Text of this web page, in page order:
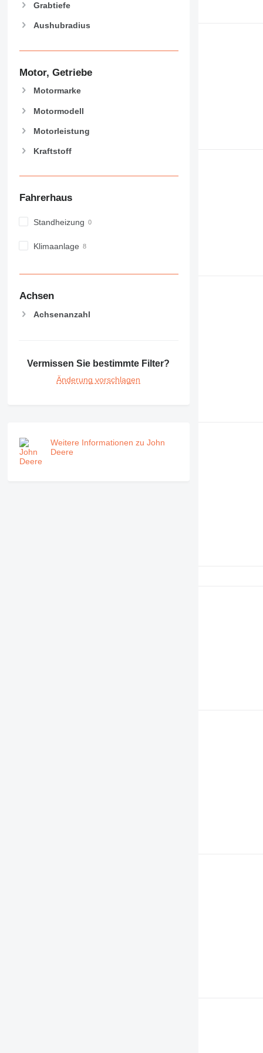
E-series
NR
PC
Grabtiefe
Aushubradius
Motor, Getriebe
Motormarke
Motormodell
Motorleistung
Kraftstoff
Fahrerhaus
Standheizung
Klimaanlage
Achsen
Achsenanzahl
Vermissen Sie bestimmte Filter?
Änderung vorschlagen
Weitere Informationen zu John
Deere